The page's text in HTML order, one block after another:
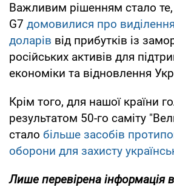
Важливим рішенням стало
G7 домовилися про
доларів від прибутків із
російських активів для
економіки та відновлення
Крім того, для нашої країни
результатом 50-го саміту
стало більше засобів
оборони для захисту
Лише перевірена інформація